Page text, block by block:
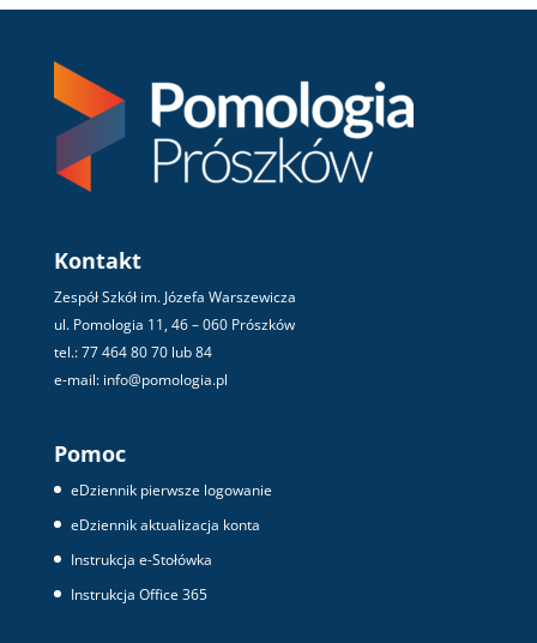
Kontakt
Zespół Szkół im. Józefa Warszewicza
ul. Pomologia 11, 46 – 060 Prószków
tel.: 77 464 80 70 lub 84
e-mail: info@pomologia.pl
Pomoc
eDziennik pierwsze logowanie
eDziennik aktualizacja konta
Instrukcja e-Stołówka
Instrukcja Office 365